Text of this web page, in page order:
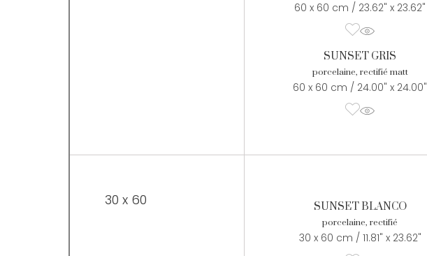
60 x 60 cm / 23.62" x 23.62"
SUNSET GRIS
porcelaine, rectifié matt
60 x 60 cm / 24.00" x 24.00"
30 x 60 SUNSET BLANCO
porcelaine, rectifié
30 x 60 cm / 11.81" x 23.62"